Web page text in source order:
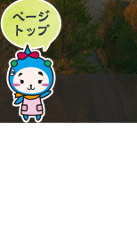
ペ
ー
ジ